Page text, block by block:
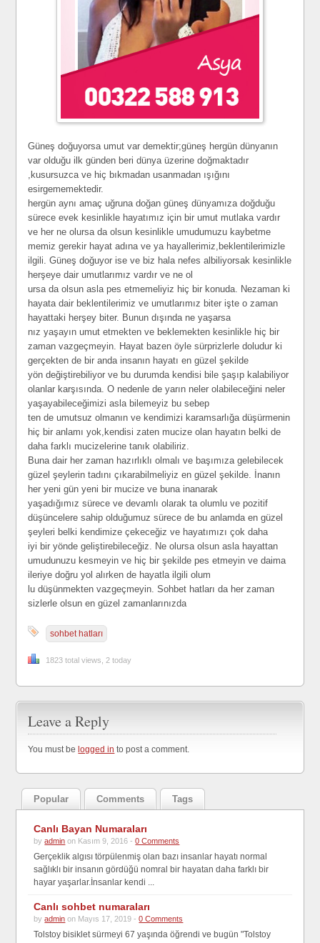
Güneş doğuyorsa umut var demektir;güneş hergün dünyanın
var olduğu ilk günden beri dünya üzerine doğmaktadır
,kusursuzca ve hiç bıkmadan usanmadan ışığını
esirgememektedir.
hergün aynı amaç uğruna doğan güneş dünyamıza doğduğu
sürece evek kesinlikle hayatımız için bir umut mutlaka vardır
ve her ne olursa da olsun kesinlikle umudumuzu kaybetme
memiz gerekir hayat adına ve ya hayallerimiz,beklentilerimizle
ilgili. Güneş doğuyor ise ve biz hala nefes albiliyorsak kesinlikle
herşeye dair umutlarımız vardır ve ne ol
ursa da olsun asla pes etmemeliyiz hiç bir konuda. Nezaman ki
hayata dair beklentilerimiz ve umutlarımız biter işte o zaman
hayattaki herşey biter. Bunun dışında ne yaşarsa
nız yaşayın umut etmekten ve beklemekten kesinlikle hiç bir
zaman vazgeçmeyin. Hayat bazen öyle sürprizlerle doludur ki
gerçekten de bir anda insanın hayatı en güzel şekilde
yön değiştirebiliyor ve bu durumda kendisi bile şaşıp kalabiliyor
olanlar karşısında. O nedenle de yarın neler olabileceğini neler
yaşayabileceğimizi asla bilemeyiz bu sebep
ten de umutsuz olmanın ve kendimizi karamsarlığa düşürmenin
hiç bir anlamı yok,kendisi zaten mucize olan hayatın belki de
daha farklı mucizelerine tanık olabiliriz.
Buna dair her zaman hazırlıklı olmalı ve başımıza gelebilecek
güzel şeylerin tadını çıkarabilmeliyiz en güzel şekilde. İnanın
her yeni gün yeni bir mucize ve buna inanarak
yaşadığımız sürece ve devamlı olarak ta olumlu ve pozitif
düşüncelere sahip olduğumuz sürece de bu anlamda en güzel
şeyleri belki kendimize çekeceğiz ve hayatımızı çok daha
iyi bir yönde geliştirebileceğiz. Ne olursa olsun asla hayattan
umudunuzu kesmeyin ve hiç bir şekilde pes etmeyin ve daima
ileriye doğru yol alırken de hayatla ilgili olum
lu düşünmekten vazgeçmeyin. Sohbet hatları da her zaman
sizlerle olsun en güzel zamanlarınızda
sohbet hatları
1823 total views, 2 today
Leave a Reply
You must be logged in to post a comment.
Popular Comments Tags
Canlı Bayan Numaraları
byadmin on Kasım 9, 2016 -0 Comments
Gerçeklik algısı törpülenmiş olan bazı insanlar hayatı normal
sağlıklı bir insanın gördüğü nomral bir hayatan daha farklı bir
hayar yaşarlar.İnsanlar kendi ...
Canlı sohbet numaraları
byadmin on Mayıs 17, 2019 -0 Comments
Tolstoy bisiklet sürmeyi 67 yaşında öğrendi ve bugün "Tolstoy